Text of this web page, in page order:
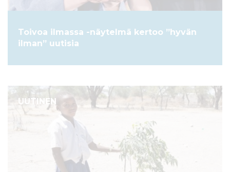
Toivoa ilmassa -näytelmä kertoo ”hyvän
ilman” uutisia
UUTINEN